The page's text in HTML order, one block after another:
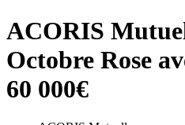
ACORIS
Octobre Rose
60 000€